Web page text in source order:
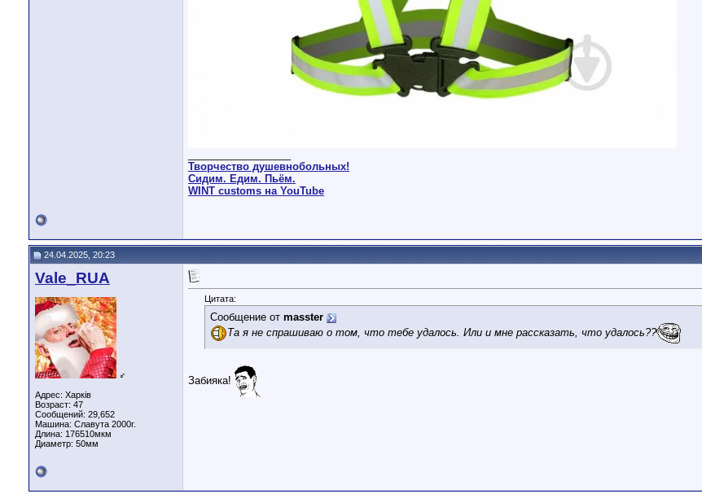
Творчество душевнобольных!
Сидим. Едим. Пьём.
WINT customs на YouTube
24.04.2025, 20:23
Vale_RUA
♂
Адрес: Харків
Возраст: 47
Сообщений: 29,652
Машина: Славута 2000г.
Длина: 176510мкм
Диаметр: 50мм
Цитата:
Сообщение от masster
Та я не спрашиваю о том, что тебе удалось. Или и мне рассказать, что удалось??
Забияка!